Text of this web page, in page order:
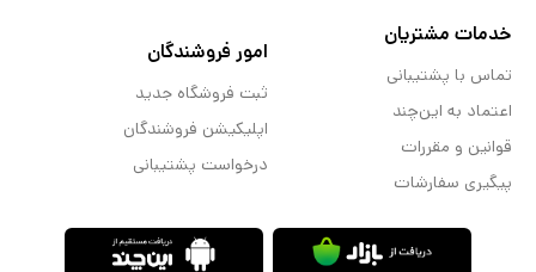
خدمات مشتریان
تماس با پشتیبانی
اعتماد به این‌چند
قوانین و مقررات
پیگیری سفارشات
امور فروشندگان
ثبت فروشگاه جدید
اپلیکیشن فروشندگان
درخواست پشتیبانی